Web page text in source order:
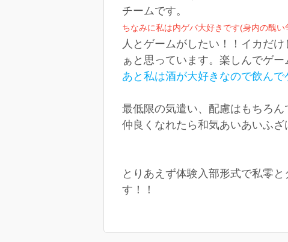
チームです。
ちなみに私は内ゲバ大好きです(身内の醜い
人とゲームがしたい！！イカだ
ぁと思っています。楽しんでゲー
あと私は酒が大好きなので飲ん
最低限の気遣い、配慮はもちろん
仲良くなれたら和気あいあいふ
とりあえず体験入部形式で私零
す！！